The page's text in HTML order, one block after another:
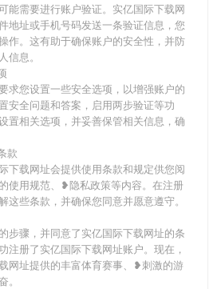
能需要进行账户验证。实亿国际下载网
地址或手机号码发送一条验证信息，您
作。这有助于确保账户的安全性，并防
信息。
求您设置一些安全选项，以增强账户的
安全问题和答案，启用两步验证等功
置相关选项，并妥善保管相关信息，确
款
下载网址会提供使用条款和规定供您阅
使用规范、❥隐私政策等内容。在注册
这些条款，并确保您同意并愿意遵守。
步骤，并同意了实亿国际下载网址的条
注册了实亿国际下载网址账户。现在，
网址提供的丰富体育赛事、❥刺激的游